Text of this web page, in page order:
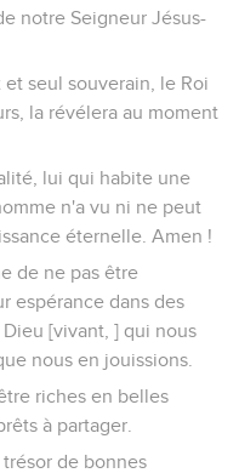
notre Seigneur Jésus-
seul souverain, le Roi
la révélera au moment
lui qui habite une
n'a vu ni ne peut
éternelle. Amen !
de ne pas être
espérance dans des
[vivant, ] qui nous
nous en jouissions.
riches en belles
à partager.
trésor de bonnes